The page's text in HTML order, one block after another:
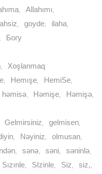
, Allahımı,
, goyde, ilaha,
, Богу
, Xoşlanmaq
, Hemışe, HemiSe,
həmisə, Həmişe, Həmişə,
Gelmirsiniz, gelmisen,
, Nəyiniz, olmusan,
, sənə, səni, səninlə,
Sızınle, SIzinle, Siz, siz,,